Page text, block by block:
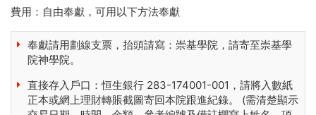
費用：自由奉獻，可用以下方法奉獻
奉獻請用劃線支票，抬頭請寫：崇基學院，請寄至崇基學
院神學院。
直接存入戶口：恒生銀行 283-174001-001，請將入數紙
正本或網上理財轉賬截圖寄回本院跟進紀錄。 (需清楚顯示